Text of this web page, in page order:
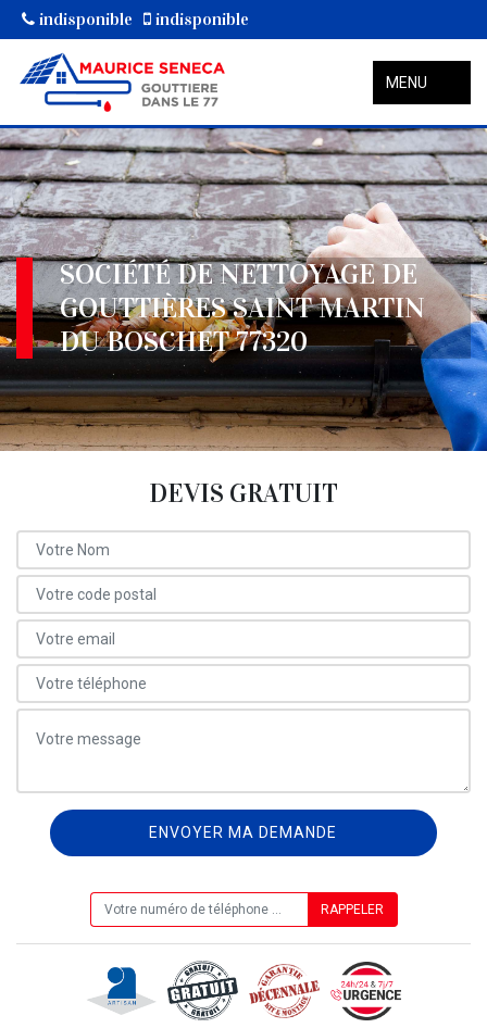
indisponible indisponible
MENU
SOCIÉTÉ DE NETTOYAGE DE
GOUTTIÈRES SAINT MARTIN
DU BOSCHET 77320
DEVIS GRATUIT